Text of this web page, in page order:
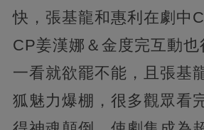
快，張基龍和惠利在劇中
CP姜漢娜＆金度完互動也
一看就欲罷不能，且張基
狐魅力爆棚，很多觀眾看